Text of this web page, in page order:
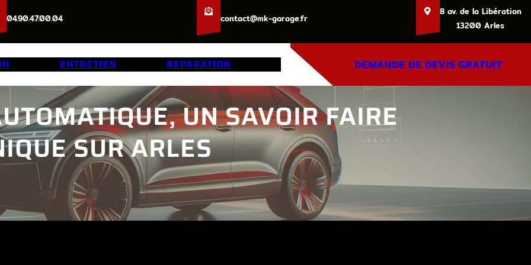
04.90.47.00.04 contact@mk-garage.fr
8 av. de la Libération
13200 Arles
ENTRETIEN REPARATION DEMANDE DE DEVIS GRATUIT
UN SAVOIR FAIRE
SUR ARLES